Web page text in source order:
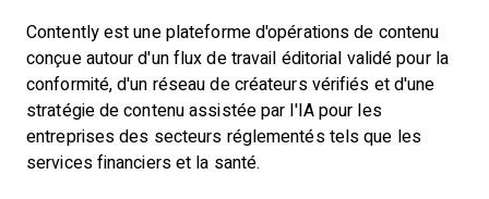
Contently est une plateforme d'opérations de contenu
conçue autour d'un flux de travail éditorial validé pour la
conformité, d'un réseau de créateurs vérifiés et d'une
stratégie de contenu assistée par l'IA pour les
entreprises des secteurs réglementés tels que les
services financiers et la santé.